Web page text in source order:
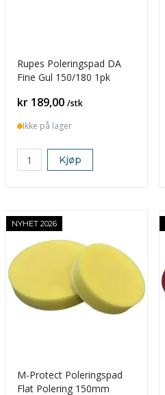
Rupes Poleringspad DA
Fine Gul 150/180 1pk
Pris
kr 189,00 /stk
Ikke på lager
Kjøp
NYHET 2026
M-Protect Poleringspad
Flat Polering 150mm